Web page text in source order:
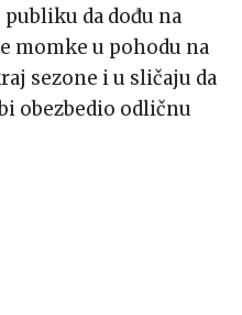
da dođu na
momke u pohodu na
sezone i u sličaju da
obezbedio odličnu